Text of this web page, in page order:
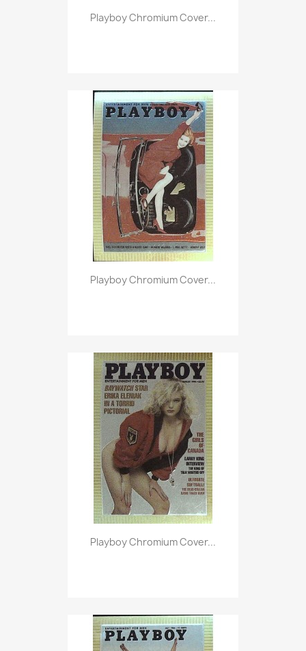
Vorschau
Playboy Chromium Cover...
Vorschau
Playboy Chromium Cover...
Vorschau
Playboy Chromium Cover...